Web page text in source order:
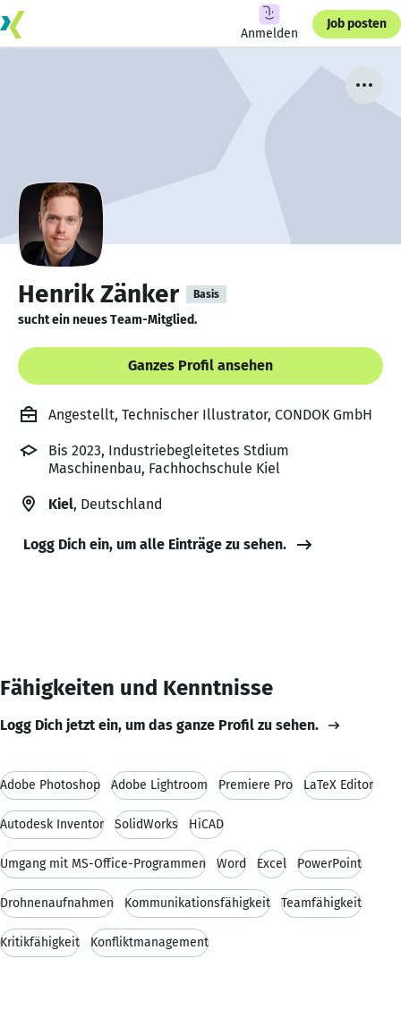
Anmelden
Job posten
Henrik Zänker Basis
sucht ein neues Team-Mitglied.
Ganzes Profil ansehen
Angestellt, Technischer Illustrator, CONDOK GmbH
Bis 2023, Industriebegleitetes Stdium
Maschinenbau, Fachhochschule Kiel
Kiel, Deutschland
Logg Dich ein, um alle Einträge zu sehen.
Fähigkeiten und Kenntnisse
Logg Dich jetzt ein, um das ganze Profil zu sehen.
Adobe Photoshop Adobe Lightroom Premiere Pro LaTeX Editor
Autodesk Inventor SolidWorks HiCAD
Umgang mit MS-Office-Programmen Word Excel PowerPoint
Drohnenaufnahmen Kommunikationsfähigkeit Teamfähigkeit
Kritikfähigkeit Konfliktmanagement